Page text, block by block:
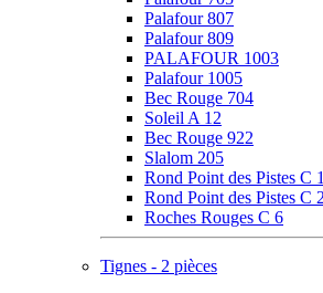
Palafour 807
Palafour 809
PALAFOUR 1003
Palafour 1005
Bec Rouge 704
Soleil A 12
Bec Rouge 922
Slalom 205
Rond Point des Pistes C
Rond Point des Pistes C
Roches Rouges C 6
Tignes - 2 pièces